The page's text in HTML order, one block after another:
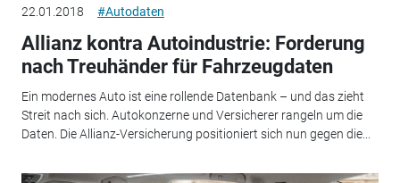
22.01.2018 #Autodaten
Allianz kontra Autoindustrie: Forderung
nach Treuhänder für Fahrzeugdaten
Ein modernes Auto ist eine rollende Datenbank – und das zieht
Streit nach sich. Autokonzerne und Versicherer rangeln um die
Daten. Die Allianz-Versicherung positioniert sich nun gegen die...